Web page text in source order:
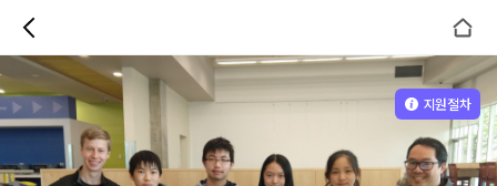
지원절차